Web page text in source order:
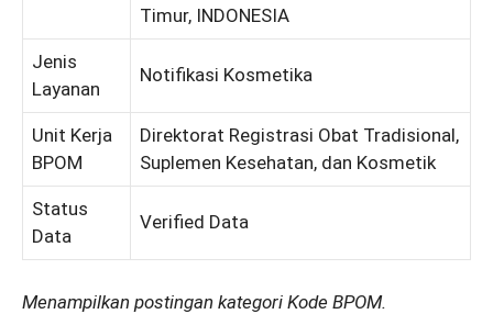
Timur, INDONESIA
Jenis
Layanan
Notifikasi Kosmetika
Unit Kerja
BPOM
Direktorat Registrasi Obat Tradisional,
Suplemen Kesehatan, dan Kosmetik
Status
Data
Verified Data
Menampilkan postingan kategori Kode BPOM.